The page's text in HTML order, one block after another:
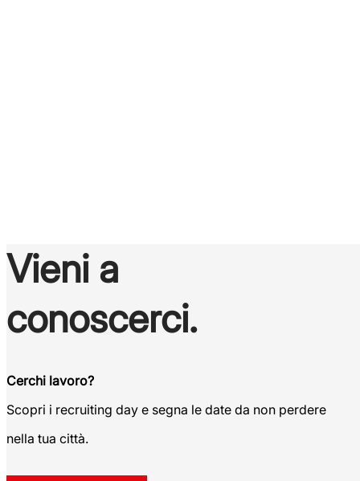
Vieni a
conoscerci.
Cerchi lavoro?
Scopri i recruiting day e segna le date da non perdere
nella tua città.